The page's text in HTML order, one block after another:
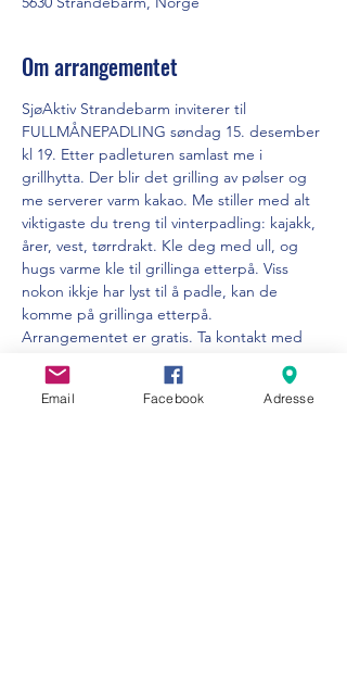
Om arrangementet
SjøAktiv Strandebarm inviterer til
FULLMÅNEPADLING søndag 15. desember
kl 19. Etter padleturen samlast me i
grillhytta. Der blir det grilling av pølser og
me serverer varm kakao. Me stiller med alt
viktigaste du treng til vinterpadling: kajakk,
årer, vest, tørrdrakt. Kle deg med ull, og
hugs varme kle til grillinga etterpå. Viss
nokon ikkje har lyst til å padle, kan de
komme på grillinga etterpå.
Arrangementet er gratis. Ta kontakt med
Email Facebook Adresse